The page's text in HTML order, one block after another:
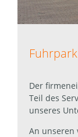
Fuhrpark
Der
Teil des
unseres
An unseren